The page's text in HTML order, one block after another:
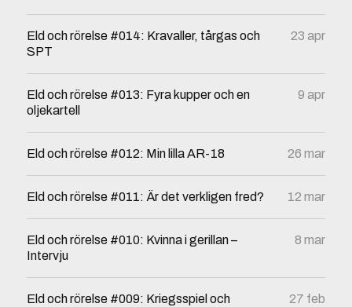
Eld och rörelse #014: Kravaller, tårgas och
SPT
23 apr
Eld och rörelse #013: Fyra kupper och en
oljekartell
9 apr
Eld och rörelse #012: Min lilla AR-18 26 mar
Eld och rörelse #011: Är det verkligen fred? 12 mar
Eld och rörelse #010: Kvinna i gerillan –
Intervju
8 mar
Eld och rörelse #009: Kriegsspiel och 27 feb